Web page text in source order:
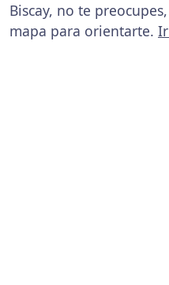
Biscay, no te
mapa para orientarte.